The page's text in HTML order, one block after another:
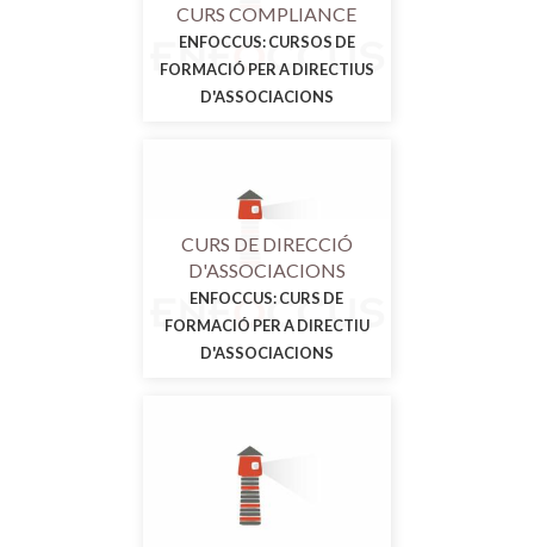
CURS COMPLIANCE
ENFOCCUS: CURSOS DE
FORMACIÓ PER A DIRECTIUS
D'ASSOCIACIONS
CURS DE DIRECCIÓ
D'ASSOCIACIONS
ENFOCCUS: CURS DE
FORMACIÓ PER A DIRECTIU
D'ASSOCIACIONS